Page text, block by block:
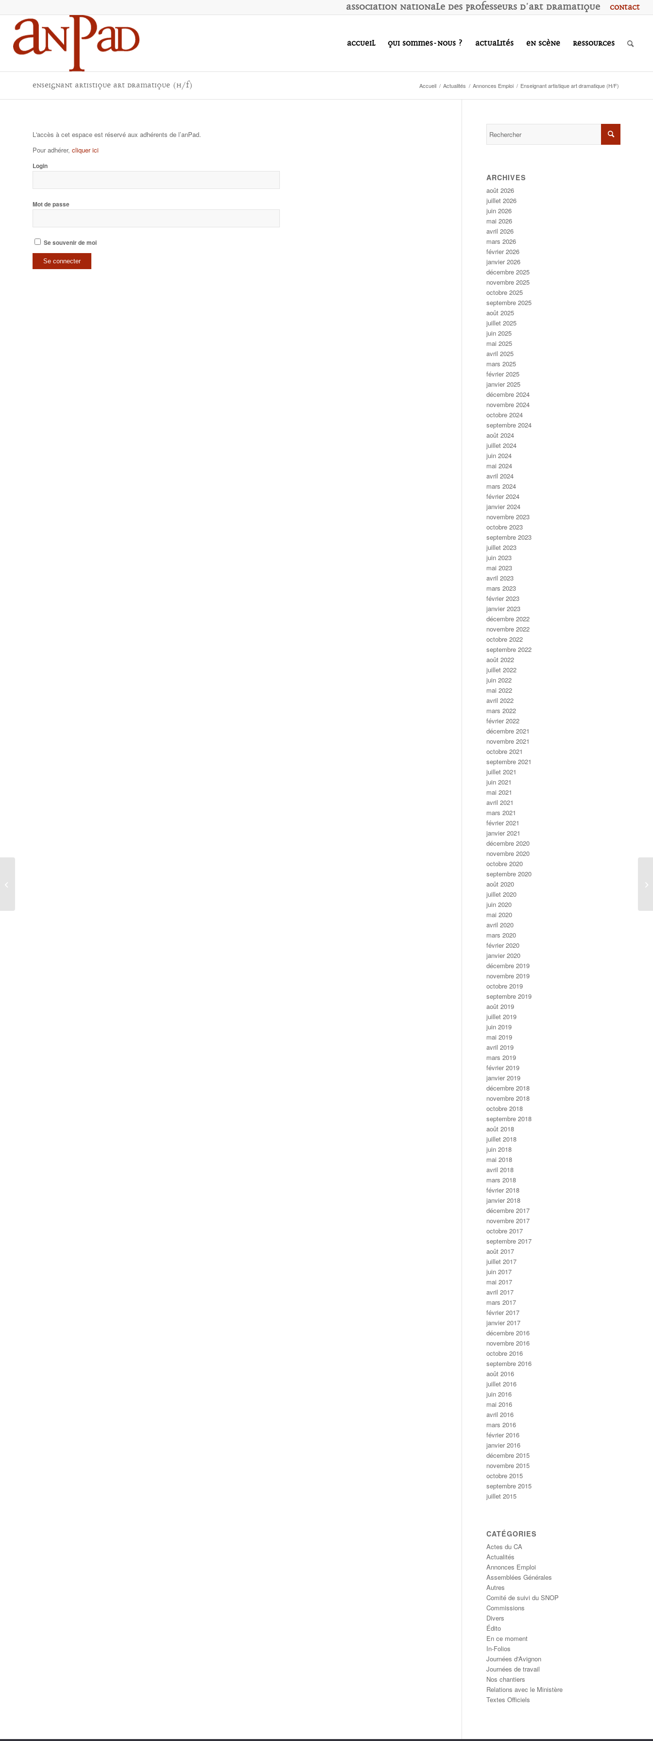
Contact
Association Nationale des Professeurs d'Art Dramatique
Accueil Qui sommes-nous ? Actualités En scène Ressources
Enseignant artistique art dramatique (H/F) Accueil / Actualités / Annonces Emploi / Enseignant artistique art dramatique (H/F)
L'accès à cet espace est réservé aux adhérents de l’anPad.
Pour adhérer, cliquer ici
Login
Mot de passe
Se souvenir de moi
ARCHIVES
août 2026
juillet 2026
juin 2026
mai 2026
avril 2026
mars 2026
février 2026
janvier 2026
décembre 2025
novembre 2025
octobre 2025
septembre 2025
août 2025
juillet 2025
juin 2025
mai 2025
avril 2025
mars 2025
février 2025
janvier 2025
décembre 2024
novembre 2024
octobre 2024
septembre 2024
août 2024
juillet 2024
juin 2024
mai 2024
avril 2024
mars 2024
février 2024
janvier 2024
novembre 2023
octobre 2023
septembre 2023
juillet 2023
juin 2023
mai 2023
avril 2023
mars 2023
février 2023
janvier 2023
décembre 2022
novembre 2022
octobre 2022
septembre 2022
août 2022
juillet 2022
juin 2022
mai 2022
avril 2022
mars 2022
février 2022
décembre 2021
novembre 2021
octobre 2021
septembre 2021
juillet 2021
juin 2021
mai 2021
avril 2021
mars 2021
février 2021
janvier 2021
décembre 2020
novembre 2020
octobre 2020
septembre 2020
août 2020
juillet 2020
juin 2020
mai 2020
avril 2020
mars 2020
février 2020
janvier 2020
décembre 2019
novembre 2019
octobre 2019
septembre 2019
août 2019
juillet 2019
juin 2019
mai 2019
avril 2019
mars 2019
février 2019
janvier 2019
décembre 2018
novembre 2018
octobre 2018
septembre 2018
août 2018
juillet 2018
juin 2018
mai 2018
avril 2018
mars 2018
février 2018
janvier 2018
décembre 2017
novembre 2017
octobre 2017
septembre 2017
août 2017
juillet 2017
juin 2017
mai 2017
avril 2017
mars 2017
février 2017
janvier 2017
décembre 2016
novembre 2016
octobre 2016
septembre 2016
août 2016
juillet 2016
juin 2016
mai 2016
avril 2016
mars 2016
février 2016
janvier 2016
décembre 2015
novembre 2015
octobre 2015
septembre 2015
juillet 2015
CATÉGORIES
Actes du CA
Actualités
Annonces Emploi
Assemblées Générales
Autres
Comité de suivi du SNOP
Commissions
Divers
Édito
En ce moment
In-Folios
Journées d'Avignon
Journées de travail
Nos chantiers
Relations avec le Ministère
Textes Officiels